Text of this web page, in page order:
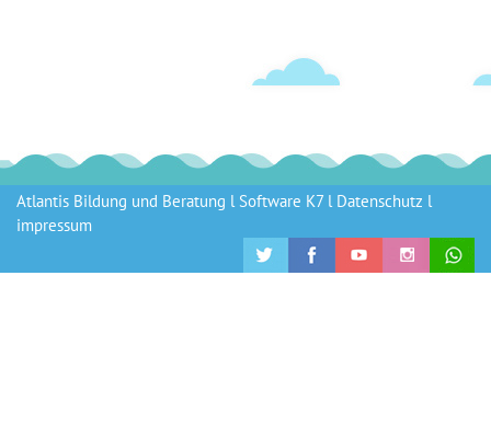
Atlantis Bildung und Beratung l Software K7 l Datenschutz l
impressum